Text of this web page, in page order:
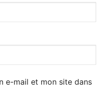
e-mail et mon site dans